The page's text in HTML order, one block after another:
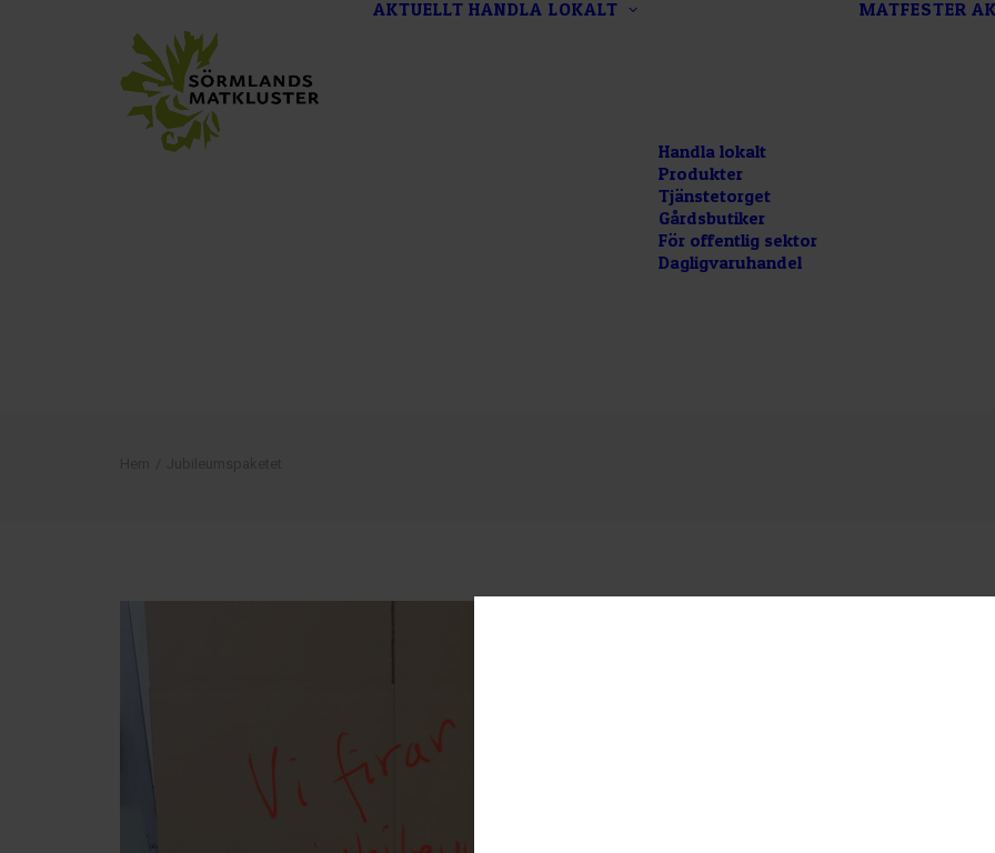
AKTUELLT HANDLA LOKALT
Handla lokalt
Produkter
Tjänstetorget
Gårdsbutiker
För offentlig sektor
Dagligvaruhandel
MATFESTER
Vi firar 30 år med
liters förp. och en
rapsolja på flaskorna står
oljor med äkta kryddor och